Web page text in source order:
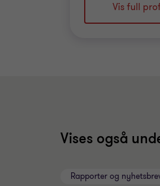
Vis full
Vises også
Rapporter og